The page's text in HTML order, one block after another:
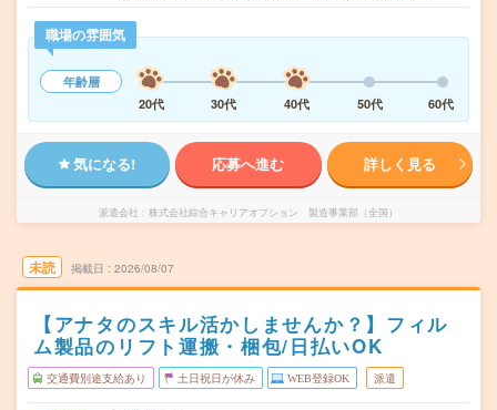
職場の雰囲気
年齢層
20代
30代 40代 50代 60代
気になる! 応募へ進む 詳しく見る
派遣会社 株式会社綜合キャリアオプション 製造事業部（全国）
未読 掲載日 2026/08/07
【アナタのスキル活かしませんか？】フィル
ム製品のリフト運搬・梱包/日払いOK
交通費別途支給あり 土日祝日が休み WEB登録OK 派遣